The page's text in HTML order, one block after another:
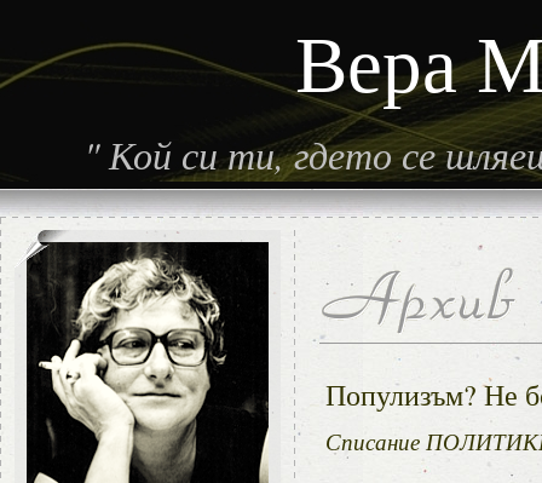
Вера
"Кой си ти, гдето се
Популизъм? Не
Списание